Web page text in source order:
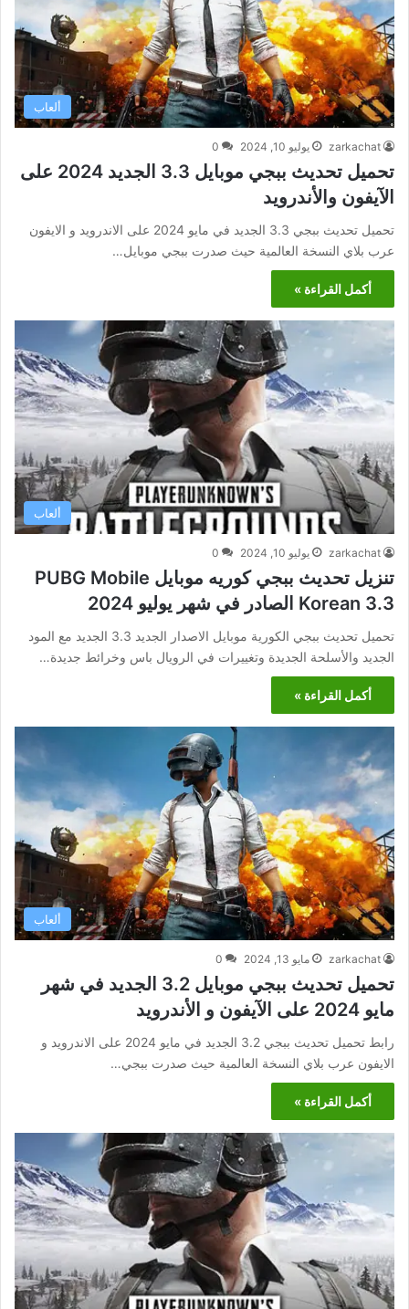
ألعاب
zarkachat يوليو 10, 2024 0
تحميل تحديث ببجي موبايل 3.3 الجديد 2024 على
الآيفون والأندرويد
تحميل تحديث ببجي 3.3 الجديد في مايو 2024 على الاندرويد و الايفون
عرب بلاي النسخة العالمية حيث صدرت ببجي موبايل…
أكمل القراءة »
ألعاب
zarkachat يوليو 10, 2024 0
تنزيل تحديث ببجي كوريه موبايل PUBG Mobile
Korean 3.3 الصادر في شهر يوليو 2024
تحميل تحديث ببجي الكورية موبايل الاصدار الجديد 3.3 الجديد مع المود
الجديد والأسلحة الجديدة وتغييرات في الرويال باس وخرائط جديدة…
أكمل القراءة »
ألعاب
zarkachat مايو 13, 2024 0
تحميل تحديث ببجي موبايل 3.2 الجديد في شهر
مايو 2024 على الآيفون و الأندرويد
رابط تحميل تحديث ببجي 3.2 الجديد في مايو 2024 على الاندرويد و
الايفون عرب بلاي النسخة العالمية حيث صدرت ببجي…
أكمل القراءة »